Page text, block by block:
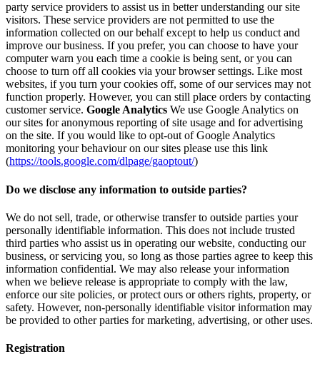
party service providers to assist us in better understanding our site
visitors. These service providers are not permitted to use the
information collected on our behalf except to help us conduct and
improve our business. If you prefer, you can choose to have your
computer warn you each time a cookie is being sent, or you can
choose to turn off all cookies via your browser settings. Like most
websites, if you turn your cookies off, some of our services may not
function properly. However, you can still place orders by contacting
customer service. Google Analytics We use Google Analytics on
our sites for anonymous reporting of site usage and for advertising
on the site. If you would like to opt-out of Google Analytics
monitoring your behaviour on our sites please use this link
(https://tools.google.com/dlpage/gaoptout/)
Do we disclose any information to outside parties?
We do not sell, trade, or otherwise transfer to outside parties your
personally identifiable information. This does not include trusted
third parties who assist us in operating our website, conducting our
business, or servicing you, so long as those parties agree to keep this
information confidential. We may also release your information
when we believe release is appropriate to comply with the law,
enforce our site policies, or protect ours or others rights, property, or
safety. However, non-personally identifiable visitor information may
be provided to other parties for marketing, advertising, or other uses.
Registration